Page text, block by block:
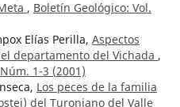
, Boletín Geológico: Vol.
Elías Perilla, Aspectos
departamento del Vichada ,
1-3 (2001)
Los peces de la familia
del Turoniano del Valle